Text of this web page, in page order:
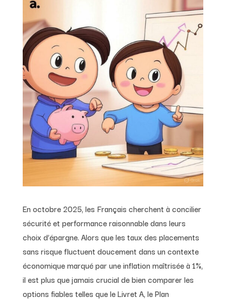
En octobre 2025, les Français cherchent à concilier
sécurité et performance raisonnable dans leurs
choix d’épargne. Alors que les taux des placements
sans risque fluctuent doucement dans un contexte
économique marqué par une inflation maîtrisée à 1%,
il est plus que jamais crucial de bien comparer les
options fiables telles que le Livret A, le Plan